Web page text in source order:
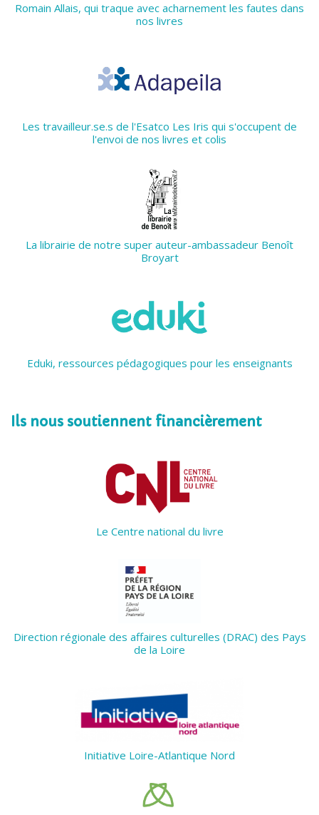
Romain Allais, qui traque avec acharnement les fautes dans
nos livres
Les travailleur.se.s de l'Esatco Les Iris qui s'occupent de
l'envoi de nos livres et colis
La librairie de notre super auteur-ambassadeur Benoît
Broyart
Eduki, ressources pédagogiques pour les enseignants
Ils nous soutiennent financièrement
Le Centre national du livre
Direction régionale des affaires culturelles (DRAC) des Pays
de la Loire
Initiative Loire-Atlantique Nord